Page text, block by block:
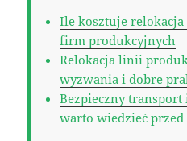
Ile kosztuje
firm produkcyjnych
Relokacja linii
wyzwania i dobre
Bezpieczny transport
warto wiedzieć przed